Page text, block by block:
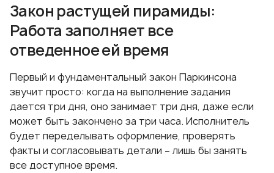
Закон растущей пирамиды:
Работа заполняет все
отведенное ей время
Первый и фундаментальный закон Паркинсона
звучит просто: когда на выполнение задания
дается три дня, оно занимает три дня, даже если
может быть закончено за три часа. Исполнитель
будет переделывать оформление, проверять
факты и согласовывать детали – лишь бы занять
все доступное время.